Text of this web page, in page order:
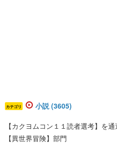
カテゴリ 小説 (3605)
【カクヨムコン１１読者選考】を
【異世界冒険】部門